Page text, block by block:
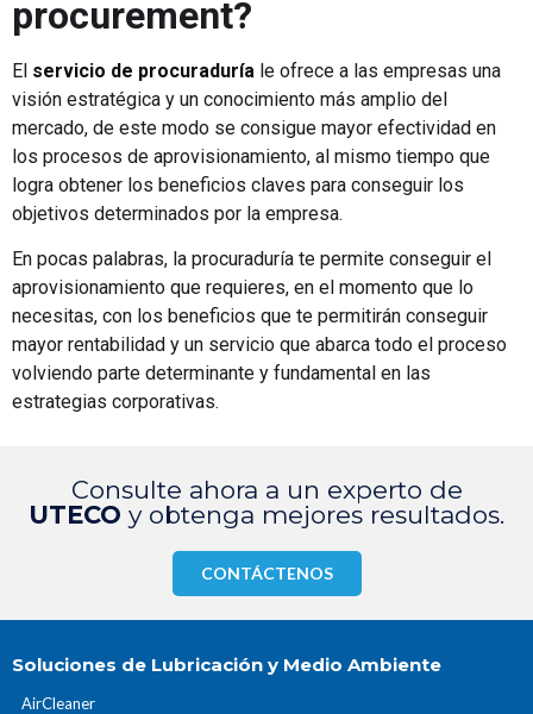
procurement?
El servicio de procuraduría le ofrece a las empresas una
visión estratégica y un conocimiento más amplio del
mercado, de este modo se consigue mayor efectividad en
los procesos de aprovisionamiento, al mismo tiempo que
logra obtener los beneficios claves para conseguir los
objetivos determinados por la empresa.
En pocas palabras, la procuraduría te permite conseguir el
aprovisionamiento que requieres, en el momento que lo
necesitas, con los beneficios que te permitirán conseguir
mayor rentabilidad y un servicio que abarca todo el proceso
volviendo parte determinante y fundamental en las
estrategias corporativas.
Consulte ahora a un experto de
UTECO y obtenga mejores resultados.
CONTÁCTENOS
Soluciones de Lubricación y Medio Ambiente
AirCleaner